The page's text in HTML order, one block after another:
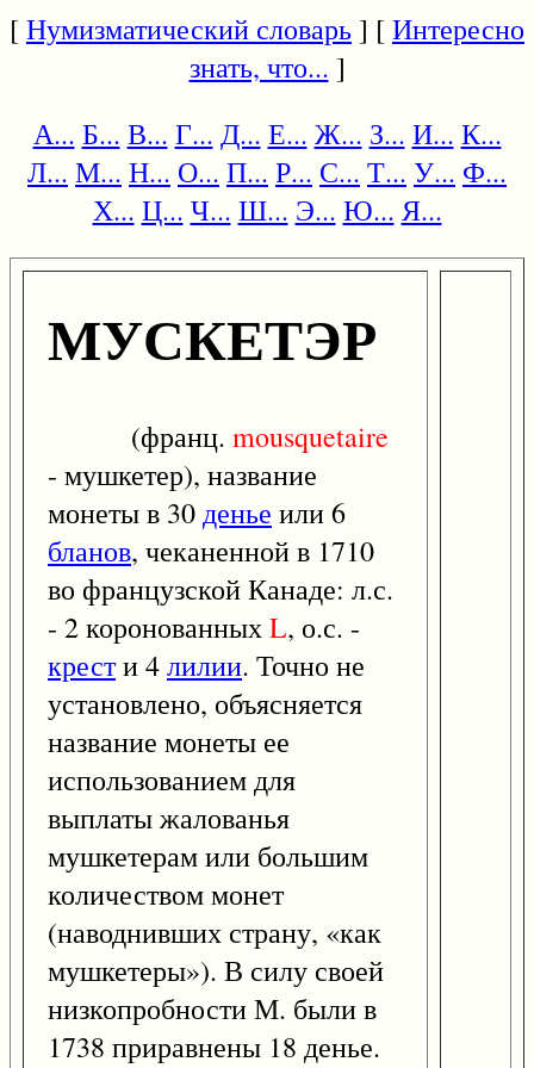
[Нумизматический словарь] [Интересно
знать, что... ]
А... Б... В... Г... Д... Е... Ж... З... И... К...
Л... М... Н... О... П... Р... С... Т... У... Ф...
Х... Ц... Ч... Ш... Э... Ю... Я...
МУСКЕТЭР
(франц. mousquetaire
- мушкетер), название
монеты в 30денье или 6
бланов, чеканенной в 1710
во французской Канаде: л.с.
- 2 коронованныхL, о.с. -
крести 4лилии. Точно не
установлено, объясняется
название монеты ее
использованием для
выплаты жалованья
мушкетерам или большим
количеством монет
(наводнивших страну, «как
мушкетеры»). В силу своей
низкопробности М. были в
1738 приравнены 18 денье.